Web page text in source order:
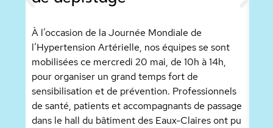
À l’occasion de la Journée Mondiale de
l’Hypertension Artérielle, nos équipes se sont
mobilisées ce mercredi 20 mai, de 10h à 14h,
pour organiser un grand temps fort de
sensibilisation et de prévention. Professionnels
de santé, patients et accompagnants de passage
dans le hall du bâtiment des Eaux-Claires ont pu